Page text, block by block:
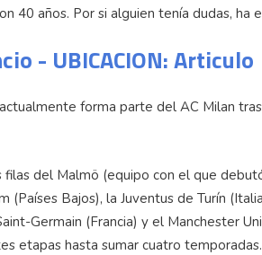
40 años. Por si alguien tenía dudas, ha
- UBICACION: Articulo
forma parte del AC Milan
del Malmö (equipo con el que
(Países Bajos), la Juventus de Turín
Germain (Francia) y el Manchester
etapas hasta sumar cuatro temporadas.